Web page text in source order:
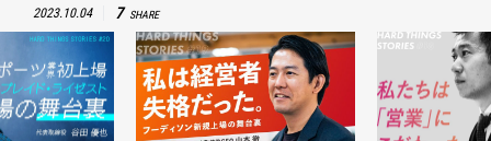
2023.10.04 7 SHARE